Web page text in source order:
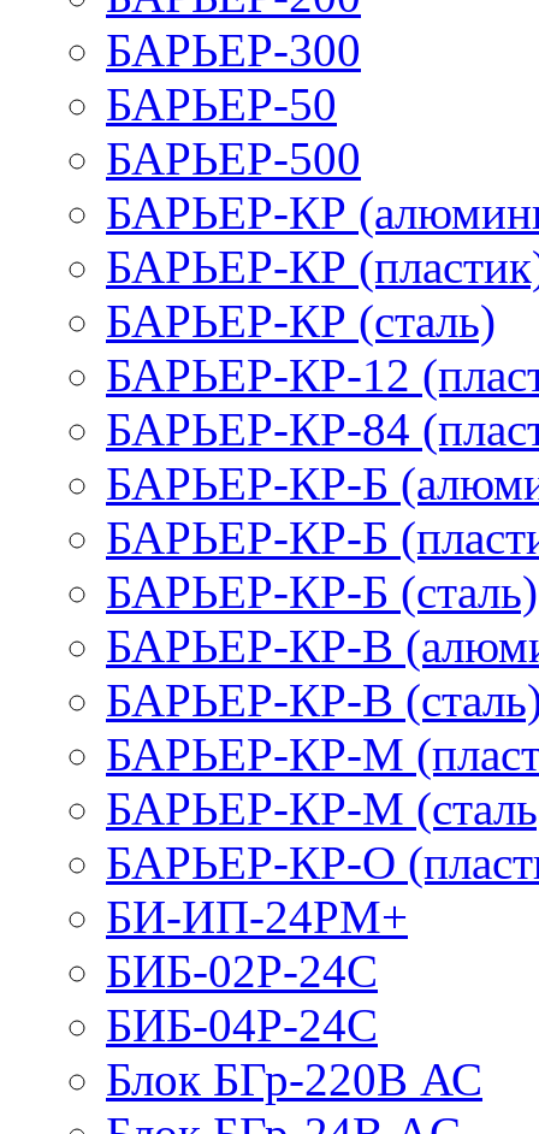
БАРЬЕР-300
БАРЬЕР-50
БАРЬЕР-500
БАРЬЕР-КР
БАРЬЕР-КР
БАРЬЕР-КР (сталь)
БАРЬЕР-КР-12
БАРЬЕР-КР-84
БАРЬЕР-КР-Б
БАРЬЕР-КР-Б
БАРЬЕР-КР-Б (сталь)
БАРЬЕР-КР-В
БАРЬЕР-КР-В
БАРЬЕР-КР-М
БАРЬЕР-КР-М
БАРЬЕР-КР-О
БИ-ИП-24РМ+
БИБ-02Р-24С
БИБ-04Р-24С
Блок БГр-220В АС